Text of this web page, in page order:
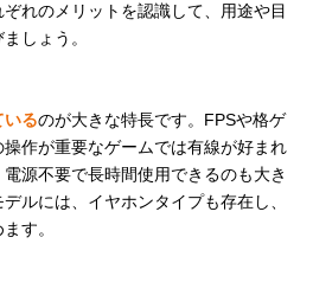
れのメリットを認識して、用途や目
しょう。
いるのが大きな特長です。FPSや格ゲ
作が重要なゲームでは有線が好まれ
源不要で長時間使用できるのも大き
ルには、イヤホンタイプも存在し、
す。